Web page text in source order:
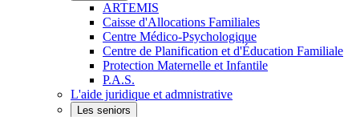
ARTEMIS
Caisse d'Allocations Familiales
Centre Médico-Psychologique
Centre de Planification et d'Éducation Familiale
Protection Maternelle et Infantile
P.A.S.
L'aide juridique et admnistrative
Les seniors